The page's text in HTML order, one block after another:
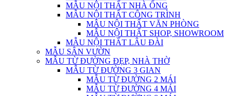
MẪU NỘI THẤT NHÀ ỐNG
MẪU NỘI THẤT CÔNG TRÌNH
MẪU NỘI THẤT VĂN PHÒNG
MẪU NỘI THẤT SHOP, SHOWROOM
MẪU NỘI THẤT LÂU ĐÀI
MẪU SÂN VƯỜN
MẪU TỪ ĐƯỜNG ĐẸP, NHÀ THỜ
MẪU TỪ ĐƯỜNG 3 GIAN
MẪU TỪ ĐƯỜNG 2 MÁI
MẪU TỪ ĐƯỜNG 4 MÁI